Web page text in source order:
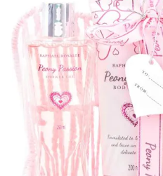
галерията
на
изображенията